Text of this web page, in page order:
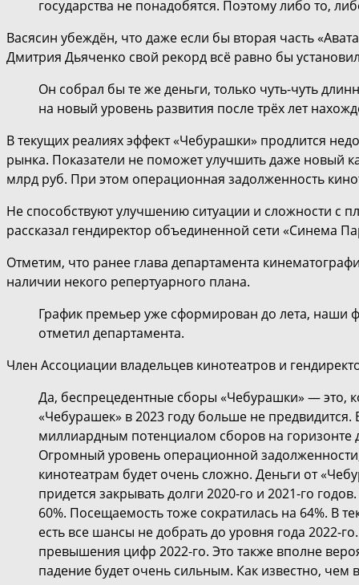
государства не понадобятся. Поэтому либо то,
Васясин убеждён, что даже если бы вторая часть
Дмитрия Дьяченко свой рекорд всё равно бы
Он собрал бы те же деньги, только чуть-чуть
на новый уровень развития после трёх лет
В текущих реалиях эффект «Чебурашки» продлится
рынка. Показатели не поможет улучшить даже новый
млрд руб. При этом операционная задолженность
Не способствуют улучшению ситуации и сложности с
рассказал гендиректор объединенной сети «Синема
Отметим, что ранее глава департамента
наличии некого репертуарного плана.
График премьер уже сформирован до лета, наши
отметил департамента.
Член Ассоциации владельцев кинотеатров и
Да, беспрецедентные сборы «Чебурашки» — это,
«Чебурашек» в 2023 году больше не
миллиардным потенциалом сборов на горизонте
Огромный уровень операционной
кинотеатрам будет очень сложно. Деньги от
придется закрывать долги 2020-го и 2021-го
60%. Посещаемость тоже сократилась на 64%. В
есть все шансы не добрать до уровня года 2022-
превышения цифр 2022-го. Это также вполне
падение будет очень сильным. Как известно,